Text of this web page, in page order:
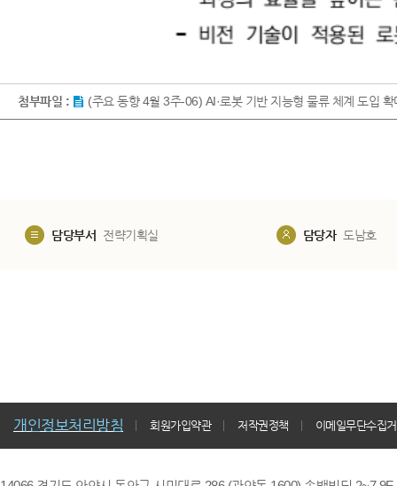
첨부파일 : (주요 동향 4월 3주-06) AI·로봇 기반 지능형 물류 체계 도입
담당부서 전략기획실 담당자 도남호
개인정보처리방침 회원가입약관 저작권정책 이메일무단수집